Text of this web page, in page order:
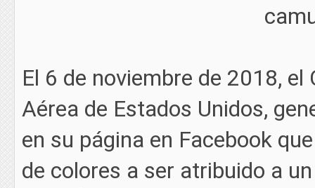
El 6 de noviembre de 2018,
Aérea de Estados Unidos,
en su página en Facebook
de colores a ser atribuido a